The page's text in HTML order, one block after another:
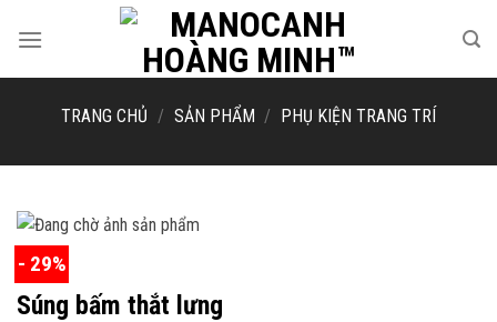
TRANG CHỦ / SẢN PHẨM / PHỤ KIỆN TRANG TRÍ
- 29%
Súng bấm thắt lưng